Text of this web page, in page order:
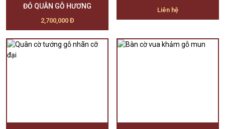
ĐỎ QUÂN GỖ HƯƠNG
2,700,000 Đ
Liên hệ